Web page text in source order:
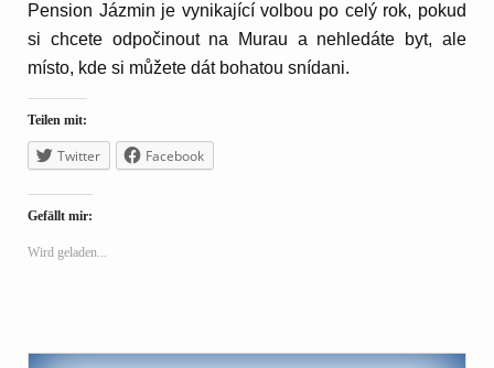
Pension Jázmin je vynikající volbou po celý rok, pokud
si chcete odpočinout na Murau a nehledáte byt, ale
místo, kde si můžete dát bohatou snídani.
Teilen mit:
Twitter Facebook
Gefällt mir:
Wird geladen...